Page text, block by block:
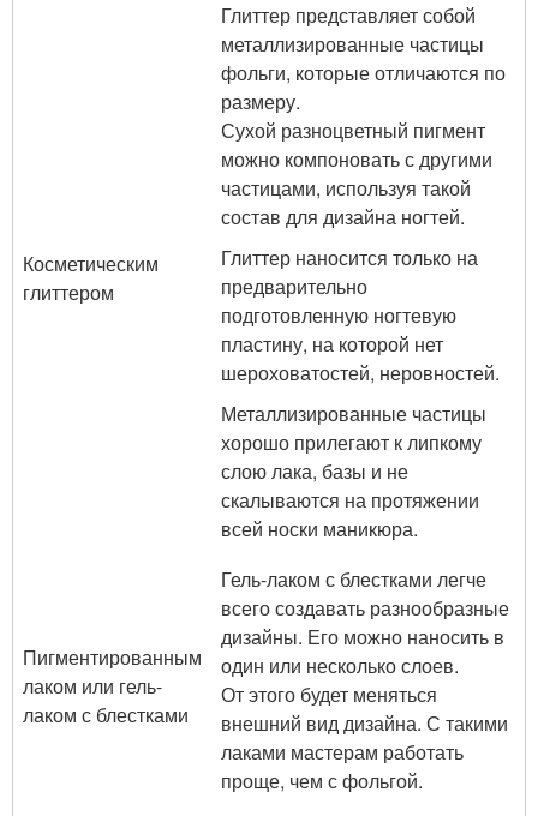
Косметическим
глиттером
Глиттер представляет собой
металлизированные частицы
фольги, которые отличаются по
размеру.
Сухой разноцветный пигмент
можно компоновать с другими
частицами, используя такой
состав для дизайна ногтей.
Глиттер наносится только на
предварительно
подготовленную ногтевую
пластину, на которой нет
шероховатостей, неровностей.
Металлизированные частицы
хорошо прилегают к липкому
слою лака, базы и не
скалываются на протяжении
всей носки маникюра.
Пигментированным
лаком или гель-
лаком с блестками
Гель-лаком с блестками легче
всего создавать разнообразные
дизайны. Его можно наносить в
один или несколько слоев.
От этого будет меняться
внешний вид дизайна. С такими
лаками мастерам работать
проще, чем с фольгой.